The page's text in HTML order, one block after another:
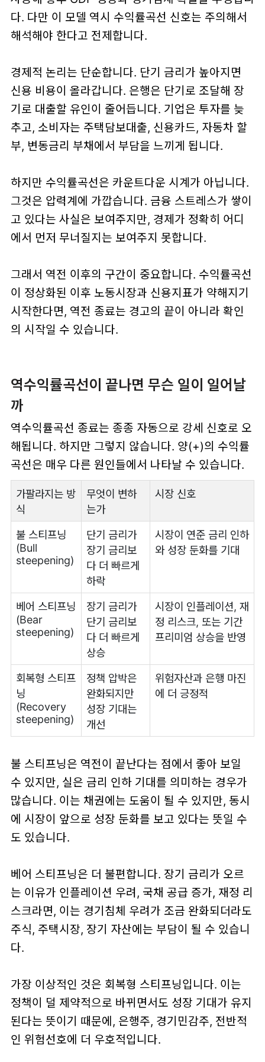
다. 다만 이 모델 역시 수익률곡선 신호는 주의해서
해석해야 한다고 전제합니다.
경제적 논리는 단순합니다. 단기 금리가 높아지면
신용 비용이 올라갑니다. 은행은 단기로 조달해 장
기로 대출할 유인이 줄어듭니다. 기업은 투자를 늦
추고, 소비자는 주택담보대출, 신용카드, 자동차 할
부, 변동금리 부채에서 부담을 느끼게 됩니다.
하지만 수익률곡선은 카운트다운 시계가 아닙니다.
그것은 압력계에 가깝습니다. 금융 스트레스가 쌓이
고 있다는 사실은 보여주지만, 경제가 정확히 어디
에서 먼저 무너질지는 보여주지 못합니다.
그래서 역전 이후의 구간이 중요합니다. 수익률곡선
이 정상화된 이후 노동시장과 신용지표가 약해지기
시작한다면, 역전 종료는 경고의 끝이 아니라 확인
의 시작일 수 있습니다.
역수익률곡선이 끝나면 무슨 일이 일어날
까
역수익률곡선 종료는 종종 자동으로 강세 신호로 오
해됩니다. 하지만 그렇지 않습니다. 양(+)의 수익률
곡선은 매우 다른 원인들에서 나타날 수 있습니다.
가팔라지는 방
식
무엇이 변하
는가
시장 신호
불 스티프닝
(Bull
steepening)
단기 금리가
장기 금리보
다 더 빠르게
하락
시장이 연준 금리 인하
와 성장 둔화를 기대
베어 스티프닝
(Bear
steepening)
장기 금리가
단기 금리보
다 더 빠르게
상승
시장이 인플레이션, 재
정 리스크, 또는 기간
프리미엄 상승을 반영
회복형 스티프
닝
(Recovery
steepening)
정책 압박은
완화되지만
성장 기대는
개선
위험자산과 은행 마진
에 더 긍정적
불 스티프닝은 역전이 끝난다는 점에서 좋아 보일
수 있지만, 실은 금리 인하 기대를 의미하는 경우가
많습니다. 이는 채권에는 도움이 될 수 있지만, 동시
에 시장이 앞으로 성장 둔화를 보고 있다는 뜻일 수
도 있습니다.
베어 스티프닝은 더 불편합니다. 장기 금리가 오르
는 이유가 인플레이션 우려, 국채 공급 증가, 재정 리
스크라면, 이는 경기침체 우려가 조금 완화되더라도
주식, 주택시장, 장기 자산에는 부담이 될 수 있습니
다.
가장 이상적인 것은 회복형 스티프닝입니다. 이는
정책이 덜 제약적으로 바뀌면서도 성장 기대가 유지
된다는 뜻이기 때문에, 은행주, 경기민감주, 전반적
인 위험선호에 더 우호적입니다.